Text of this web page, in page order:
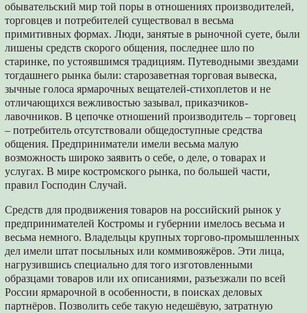
обывательский мир той поры в отношениях производителей,
торговцев и потребителей существовал в весьма
примитивных формах. Люди, занятые в рыночной суете, были
лишены средств скорого общения, последнее шло по
старинке, по устоявшимся традициям. Путеводными звездами
тогдашнего рынка были: старозаветная торговая вывеска,
зычные голоса ярмарочных вещателей-стихоплетов и не
отличающихся вежливостью зазывал, приказчиков-
лавочников. В цепочке отношений производитель – торговец
– потребитель отсутствовали общедоступные средства
общения. Предприниматели имели весьма малую
возможность широко заявить о себе, о деле, о товарах и
услугах. В мире костромского рынка, по большей части,
правил Господин Случай.
Средств для продвижения товаров на российский рынок у
предпринимателей Костромы и губернии имелось весьма и
весьма немного. Владельцы крупных торгово-промышленных
дел имели штат посыльных или коммивояжёров. Эти лица,
нагрузившись специально для того изготовленными
образцами товаров или их описаниями, разъезжали по всей
России ярмарочной в особенности, в поисках деловых
партнёров. Позволить себе такую недешёвую, затратную